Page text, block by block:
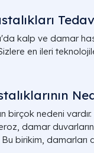
kalp ve damar
en ileri
birçok nedeni
damar
birikim, damarları